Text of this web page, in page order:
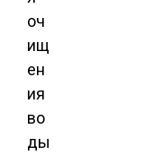
оч
ищ
ен
ия
во
ды